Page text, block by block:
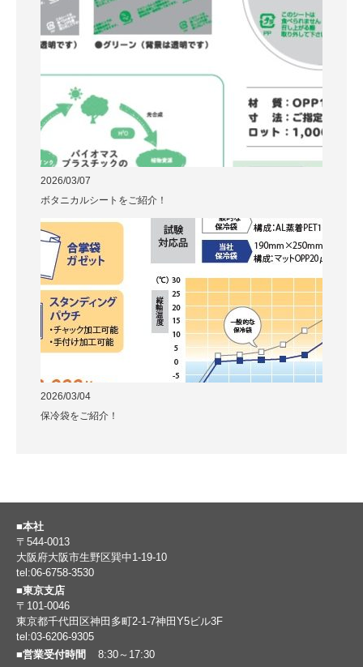
2026/03/07
ボタニカルシートをご紹介！
2026/03/04
保冷袋をご紹介！
■本社
〒544-0013
大阪府大阪市生野区巽中1-19-10
tel:06-6758-3530
■東京支店
〒101-0046
東京都千代田区神田多町2-1-7神田Y5ビル3F
tel:03-6206-9305
■営業受付時間
8:30～17:30